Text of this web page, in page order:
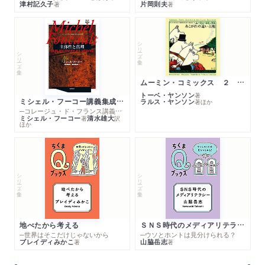
津村記久子著 片岡則夫著
シリーズ・全集
ミシェル・フーコー講義集成１０ 主体性と真理
─コレージュ・ド・フランス講義１９８０－１９８１年度
ミシェル・フーコー著清水雄大訳
ほか
シリーズ・全集
ムーミン・コミックス ２ あこがれの遠い土地
トーベ・ヤンソン著
ラルス・ヤンソン著ほか
シリーズ・全集
地べたから考える
─世界はそこだけじゃないから
ブレイディみかこ著
シリーズ・全集
ＳＮＳ時代のメディアリテラシー
─ウソとホントは見分けられる？
山脇岳志著